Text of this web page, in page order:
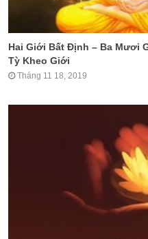
Hai Giới Bất Định – Ba Mươi
Tỳ Kheo Giới
Tháng 11 18, 2019